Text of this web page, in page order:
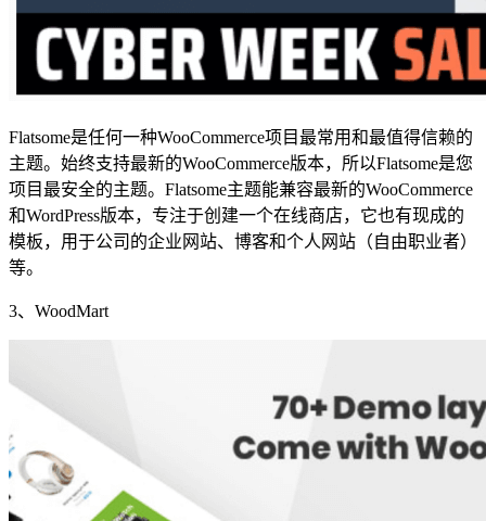
Flatsome是任何一种WooCommerce项目最常用和最值得信赖的
主题。始终支持最新的WooCommerce版本，所以Flatsome是您
项目最安全的主题。Flatsome主题能兼容最新的WooCommerce
和WordPress版本，专注于创建一个在线商店，它也有现成的
模板，用于公司的企业网站、博客和个人网站（自由职业者）
等。
3、WoodMart